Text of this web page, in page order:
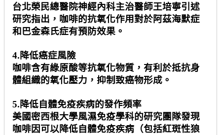
台北榮民總醫院神經內科主治醫師王培寧引述
研究指出，咖啡的抗氧化作用對於阿茲海默症
和巴金森氏症有預防效果。
4.降低癌症風險
咖啡含有綠原酸等抗氧化物質，有利於抵抗身
體組織的氧化壓力，抑制致癌物形成。
5.降低自體免疫疾病的發作頻率
美國密西根大學風濕免疫學科的研究團隊發現
咖啡因可以降低自體免疫疾病（包括紅斑性狼